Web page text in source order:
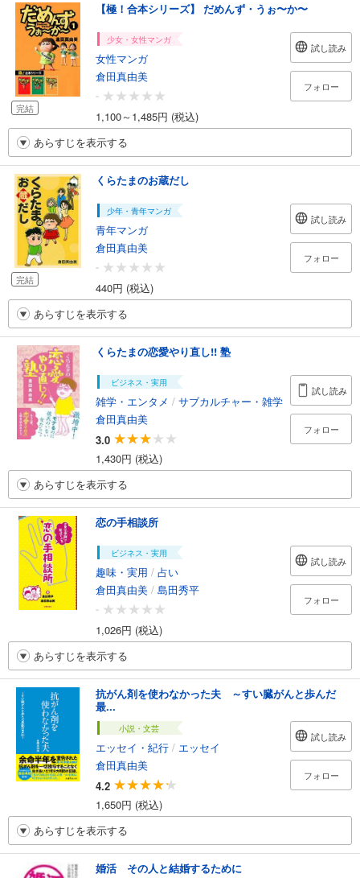
完結
【極！合本シリーズ】 だめんず・うぉ〜か〜
少女・女性マンガ
女性マンガ
倉田真由美
-
1,100～1,485円 (税込)
試し読み
フォロー
あらすじを表示する
完結
くらたまのお蔵だし
少年・青年マンガ
青年マンガ
倉田真由美
-
440円 (税込)
試し読み
フォロー
あらすじを表示する
くらたまの恋愛やり直し!! 塾
ビジネス・実用
雑学・エンタメ / サブカルチャー・雑学
倉田真由美
3.0
1,430円 (税込)
試し読み
フォロー
あらすじを表示する
恋の手相談所
ビジネス・実用
趣味・実用 / 占い
倉田真由美 / 島田秀平
-
1,026円 (税込)
試し読み
フォロー
あらすじを表示する
抗がん剤を使わなかった夫 ～すい臓がんと歩んだ
最...
小説・文芸
エッセイ・紀行 / エッセイ
倉田真由美
4.2
1,650円 (税込)
試し読み
フォロー
あらすじを表示する
婚活 その人と結婚するために